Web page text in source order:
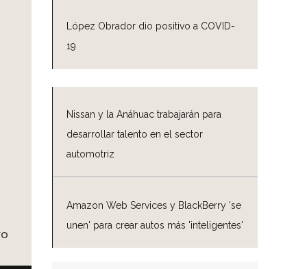
López Obrador dio positivo a COVID-
19
Nissan y la Anáhuac trabajarán para
desarrollar talento en el sector
automotriz
Amazon Web Services y BlackBerry 'se
unen' para crear autos más 'inteligentes'